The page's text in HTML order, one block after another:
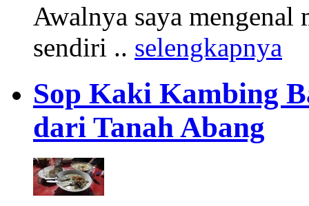
Awalnya saya mengenal
sendiri .. selengkapnya
Sop Kaki Kambing
dari Tanah Abang